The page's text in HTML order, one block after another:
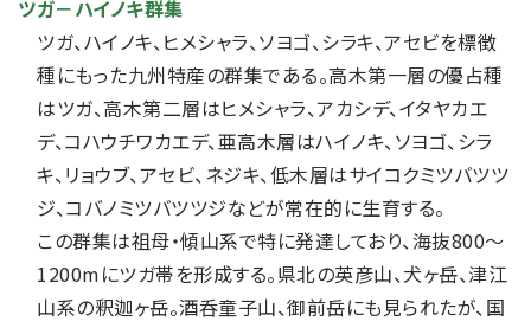
ツガ－ハイノキ群集
ツガ、ハイノキ、ヒメシャラ、ソヨゴ、シラキ、アセビを標徴
種にもった九州特産の群集である。高木第一層の優占種
はツガ、高木第二層はヒメシャラ、アカシデ、イタヤカエ
デ、コハウチワカエデ、亜高木層はハイノキ、ソヨゴ、シラ
キ、リョウブ、アセビ、ネジキ、低木層はサイコクミツバツツ
ジ、コバノミツバツツジなどが常在的に生育する。
この群集は祖母・傾山系で特に発達しており、海抜800～
1200mにツガ帯を形成する。県北の英彦山、犬ヶ岳、津江
山系の釈迦ヶ岳。酒呑童子山、御前岳にも見られたが、国